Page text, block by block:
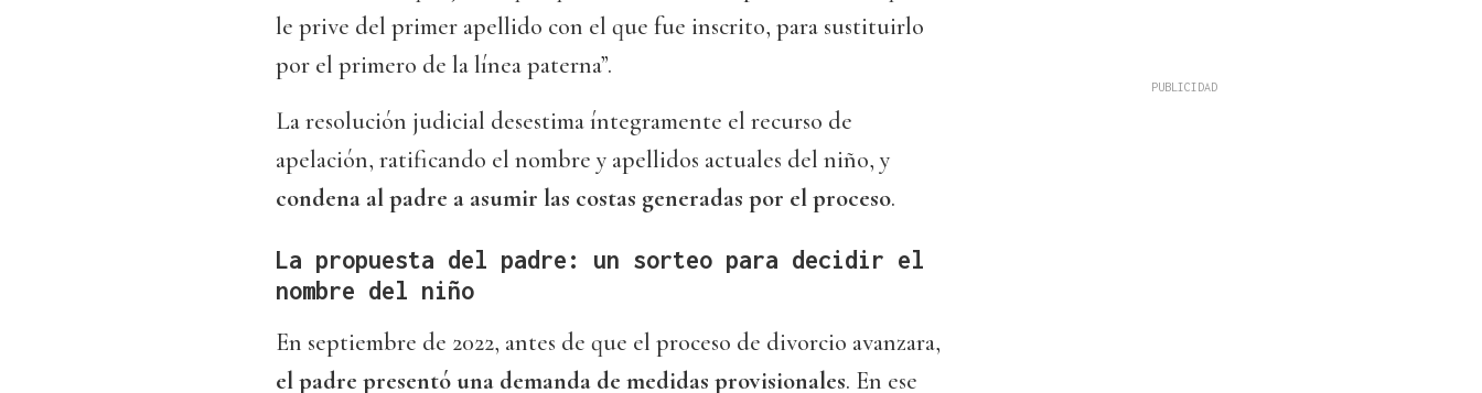
le prive del primer apellido con el que fue inscrito, para sustituirlo
por el primero de la línea paterna”.
La resolución judicial desestima íntegramente el recurso de
apelación, ratificando el nombre y apellidos actuales del niño, y
condena al padre a asumir las costas generadas por el proceso.
La propuesta del padre: un sorteo para decidir el
nombre del niño
En septiembre de 2022, antes de que el proceso de divorcio avanzara,
el padre presentó una demanda de medidas provisionales. En ese